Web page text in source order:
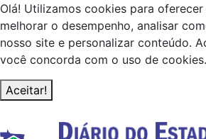
Olá! Utilizamos cookies para
melhorar o desempenho, analisar
nosso site e personalizar conteúdo.
você concorda com o uso de cookies.
Aceitar!